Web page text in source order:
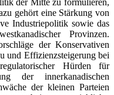
gehört eine Stärkung von
Industriepolitik sowie das
Provinzen.
der Konservativen
und Effizienzsteigerung bei
Hürden für
der innerkanadischen
der kleinen Parteien